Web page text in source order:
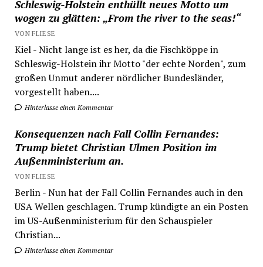
Schleswig-Holstein enthüllt neues Motto um
wogen zu glätten: „From the river to the seas!“
VON FLIESE
Kiel - Nicht lange ist es her, da die Fischköppe in
Schleswig-Holstein ihr Motto "der echte Norden", zum
großen Unmut anderer nördlicher Bundesländer,
vorgestellt haben....
Hinterlasse einen Kommentar
Konsequenzen nach Fall Collin Fernandes:
Trump bietet Christian Ulmen Position im
Außenministerium an.
VON FLIESE
Berlin - Nun hat der Fall Collin Fernandes auch in den
USA Wellen geschlagen. Trump kündigte an ein Posten
im US-Außenministerium für den Schauspieler
Christian...
Hinterlasse einen Kommentar